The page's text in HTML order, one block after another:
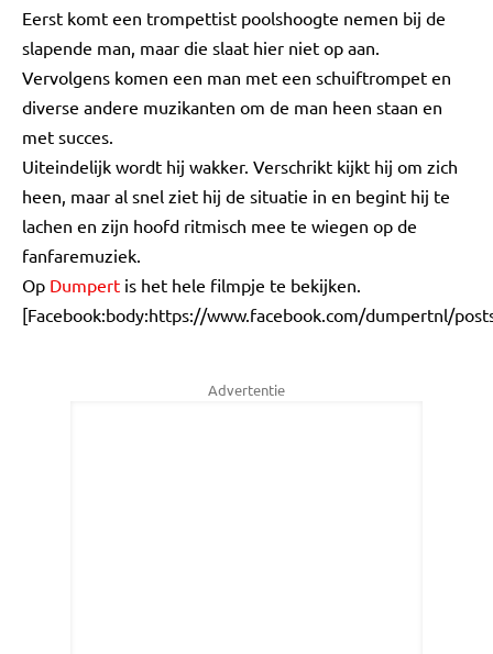
Eerst komt een trompettist poolshoogte nemen bij de
slapende man, maar die slaat hier niet op aan.
Vervolgens komen een man met een schuiftrompet en
diverse andere muzikanten om de man heen staan en
met succes.
Uiteindelijk wordt hij wakker. Verschrikt kijkt hij om zich
heen, maar al snel ziet hij de situatie in en begint hij te
lachen en zijn hoofd ritmisch mee te wiegen op de
fanfaremuziek.
Op Dumpert is het hele filmpje te bekijken.
[Facebook:body:https://www.facebook.com/dumpertnl/
Advertentie